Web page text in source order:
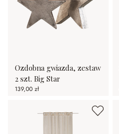
Ozdobna gwiazda, zestaw
2 szt. Big Star
139,00 zł